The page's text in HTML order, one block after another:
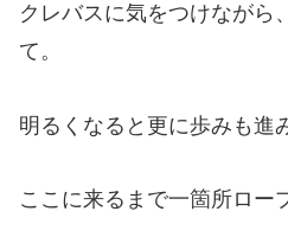
クレバスに気をつけながら
て。
明るくなると更に歩みも進
ここに来るまで一箇所ロー